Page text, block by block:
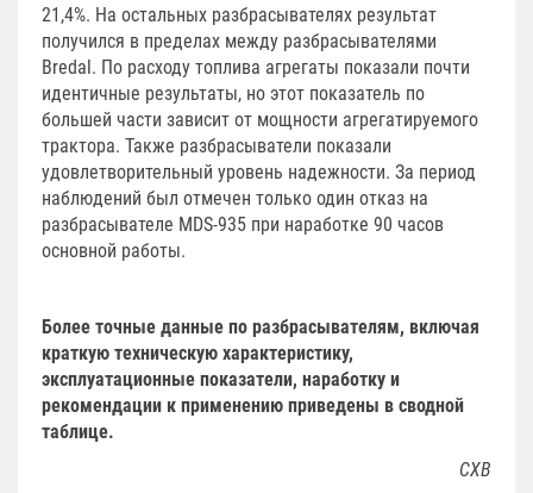
21,4%. На остальных разбрасывателях результат
получился в пределах между разбрасывателями
Bredal. По расходу топлива агрегаты показали почти
идентичные результаты, но этот показатель по
большей части зависит от мощности агрегатируемого
трактора. Также разбрасыватели показали
удовлетворительный уровень надежности. За период
наблюдений был отмечен только один отказ на
разбрасывателе MDS-935 при наработке 90 часов
основной работы.
Более точные данные по разбрасывателям, включая
краткую техническую характеристику,
эксплуатационные показатели, наработку и
рекомендации к применению приведены в сводной
таблице.
СХВ